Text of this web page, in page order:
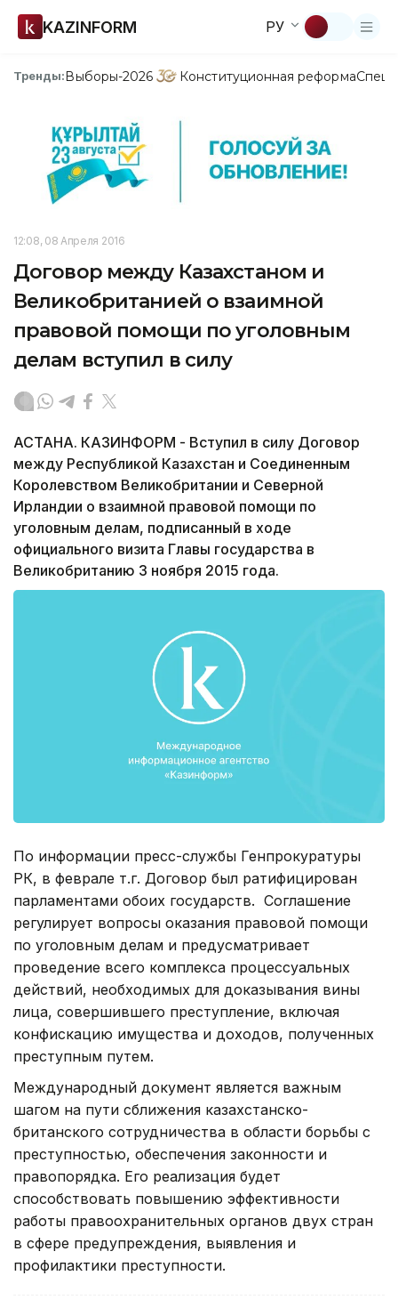
KAZINFORM РУ
Тренды:Выборы-2026 Конституционная реформа
12:08, 08 Апреля 2016
Договор между Казахстаном и
Великобританией о взаимной
правовой помощи по уголовным
делам вступил в силу
АСТАНА. КАЗИНФОРМ - Вступил в силу Договор
между Республикой Казахстан и Соединенным
Королевством Великобритании и Северной
Ирландии о взаимной правовой помощи по
уголовным делам, подписанный в ходе
официального визита Главы государства в
Великобританию 3 ноября 2015 года.
По информации пресс-службы Генпрокуратуры
РК, в феврале т.г. Договор был ратифицирован
парламентами обоих государств. Соглашение
регулирует вопросы оказания правовой помощи
по уголовным делам и предусматривает
проведение всего комплекса процессуальных
действий, необходимых для доказывания вины
лица, совершившего преступление, включая
конфискацию имущества и доходов, полученных
преступным путем.
Международный документ является важным
шагом на пути сближения казахстанско-
британского сотрудничества в области борьбы с
преступностью, обеспечения законности и
правопорядка. Его реализация будет
способствовать повышению эффективности
работы правоохранительных органов двух стран
в сфере предупреждения, выявления и
профилактики преступности.